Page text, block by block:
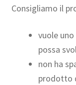
Consigliamo il
vuole
possa
non ha
prodotto